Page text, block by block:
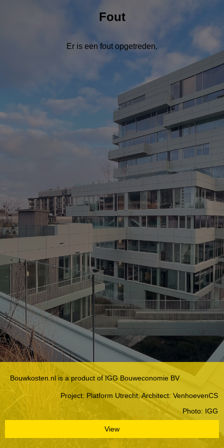
Fout
Er is een fout opgetreden.
Bouwkosten.nl is a product of IGG Bouweconomie BV
Project: Platform Utrecht, Architect: VenhoevenCS
Photo: IGG
View